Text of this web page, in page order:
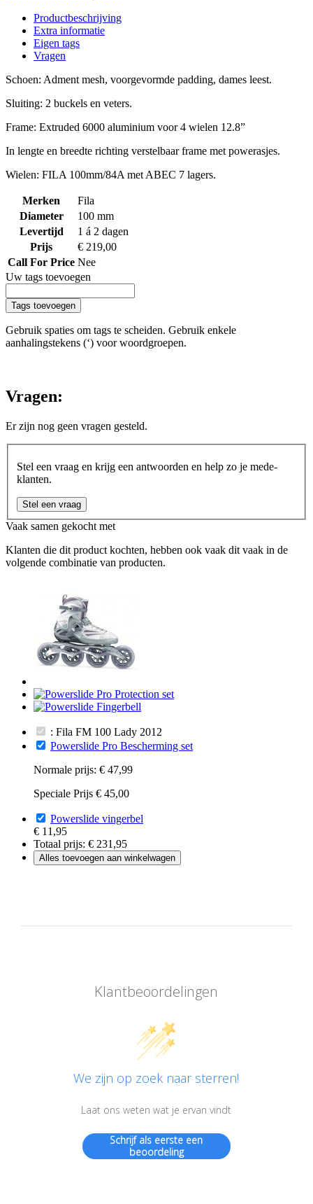
Productbeschrijving
Extra informatie
Eigen tags
Vragen
Schoen: Adment mesh, voorgevormde padding, dames leest.
Sluiting: 2 buckels en veters.
Frame: Extruded 6000 aluminium voor 4 wielen 12.8”
In lengte en breedte richting verstelbaar frame met powerasjes.
Wielen: FILA 100mm/84A met ABEC 7 lagers.
Merken
Fila
Diameter
100 mm
Levertijd
1 á 2 dagen
Prijs
€ 219,00
Call For Price Nee
Uw tags toevoegen
Tags toevoegen
Gebruik spaties om tags te scheiden. Gebruik enkele
aanhalingstekens (‘) voor woordgroepen.
Vragen:
Er zijn nog geen vragen gesteld.
Stel een vraag en krijg een antwoorden en help zo je mede-
klanten.
Stel een vraag
Vaak samen gekocht met
Klanten die dit product kochten, hebben ook vaak dit vaak in de
volgende combinatie van producten.
: Fila FM 100 Lady 2012
Powerslide Pro Bescherming set
Normale prijs: € 47,99
Speciale Prijs € 45,00
Powerslide vingerbel
€ 11,95
Totaal prijs: € 231,95
Alles toevoegen aan winkelwagen
Klantbeoordelingen
We zijn op zoek naar sterren!
Laat ons weten wat je ervan vindt
Schrijf als eerste een
beoordeling